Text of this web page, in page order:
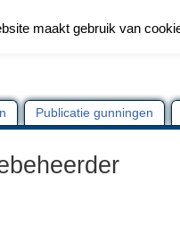
Publicatie gunningen
maakt gebruik van